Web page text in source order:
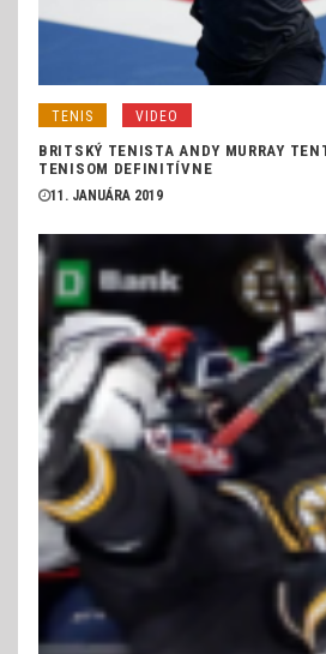
TENIS VIDEO
BRITSKÝ TENISTA ANDY MURRAY
TENISOM DEFINITÍVNE
11. JANUÁRA 2019